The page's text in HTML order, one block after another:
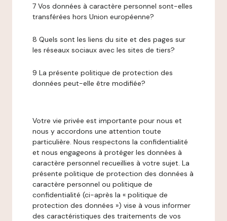
7 Vos données à caractère personnel sont-elles
transférées hors Union européenne?
8 Quels sont les liens du site et des pages sur
les réseaux sociaux avec les sites de tiers?
9 La présente politique de protection des
données peut-elle être modifiée?
Votre vie privée est importante pour nous et
nous y accordons une attention toute
particulière. Nous respectons la confidentialité
et nous engageons à protéger les données à
caractère personnel recueillies à votre sujet. La
présente politique de protection des données à
caractère personnel ou politique de
confidentialité (ci-après la « politique de
protection des données ») vise à vous informer
des caractéristiques des traitements de vos